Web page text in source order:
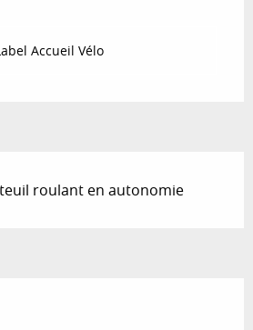
Accueil Vélo
roulant en autonomie